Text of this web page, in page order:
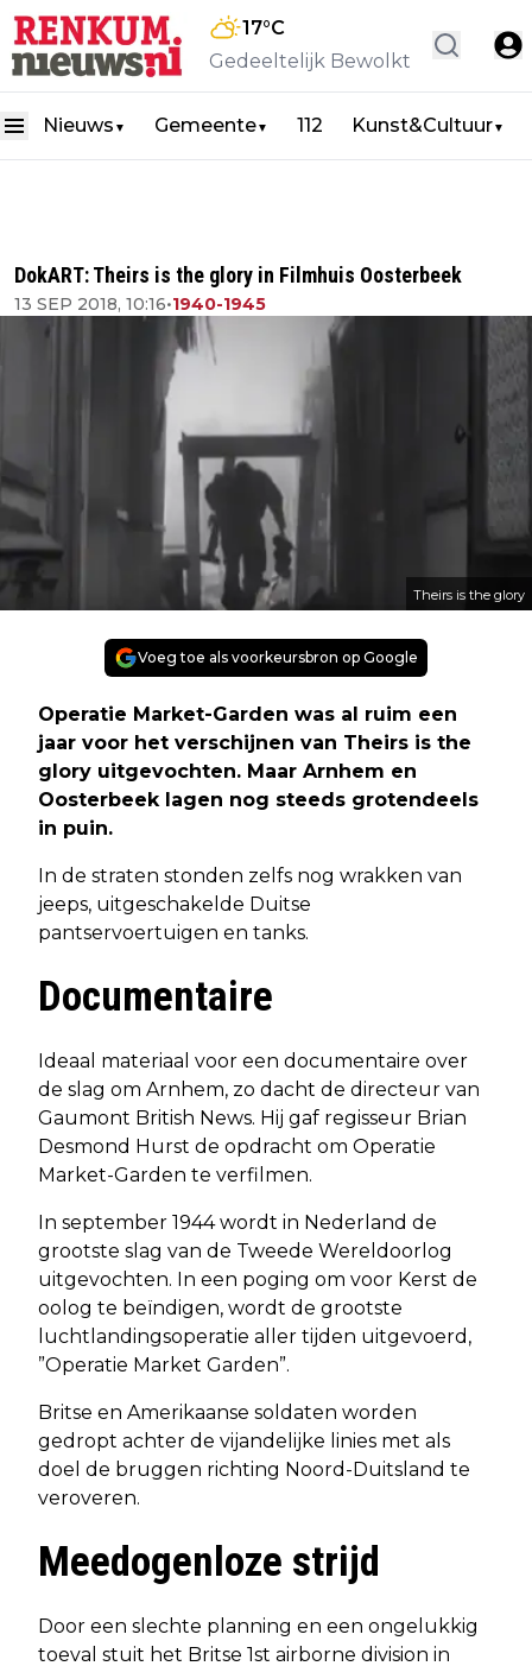
17°C
Gedeeltelijk Bewolkt
Nieuws ▼ Gemeente▼ 112 Kunst&Cultuur▼
DokART: Theirs is the glory in Filmhuis Oosterbeek
13 SEP 2018, 10:16•1940-1945
Theirs is the glory
Voeg toe als voorkeursbron op Google
Operatie Market-Garden was al ruim een
jaar voor het verschijnen van Theirs is the
glory uitgevochten. Maar Arnhem en
Oosterbeek lagen nog steeds grotendeels
in puin.
In de straten stonden zelfs nog wrakken van
jeeps, uitgeschakelde Duitse
pantservoertuigen en tanks.
Documentaire
Ideaal materiaal voor een documentaire over
de slag om Arnhem, zo dacht de directeur van
Gaumont British News. Hij gaf regisseur Brian
Desmond Hurst de opdracht om Operatie
Market-Garden te verfilmen.
In september 1944 wordt in Nederland de
grootste slag van de Tweede Wereldoorlog
uitgevochten. In een poging om voor Kerst de
oolog te beïndigen, wordt de grootste
luchtlandingsoperatie aller tijden uitgevoerd,
”Operatie Market Garden”.
Britse en Amerikaanse soldaten worden
gedropt achter de vijandelijke linies met als
doel de bruggen richting Noord-Duitsland te
veroveren.
Meedogenloze strijd
Door een slechte planning en een ongelukkig
toeval stuit het Britse 1st airborne division in